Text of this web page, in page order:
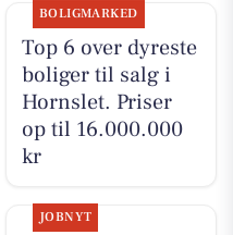
BOLIGMARKED
Top 6 over dyreste
boliger til salg i
Hornslet. Priser
op til 16.000.000
kr
JOBNYT